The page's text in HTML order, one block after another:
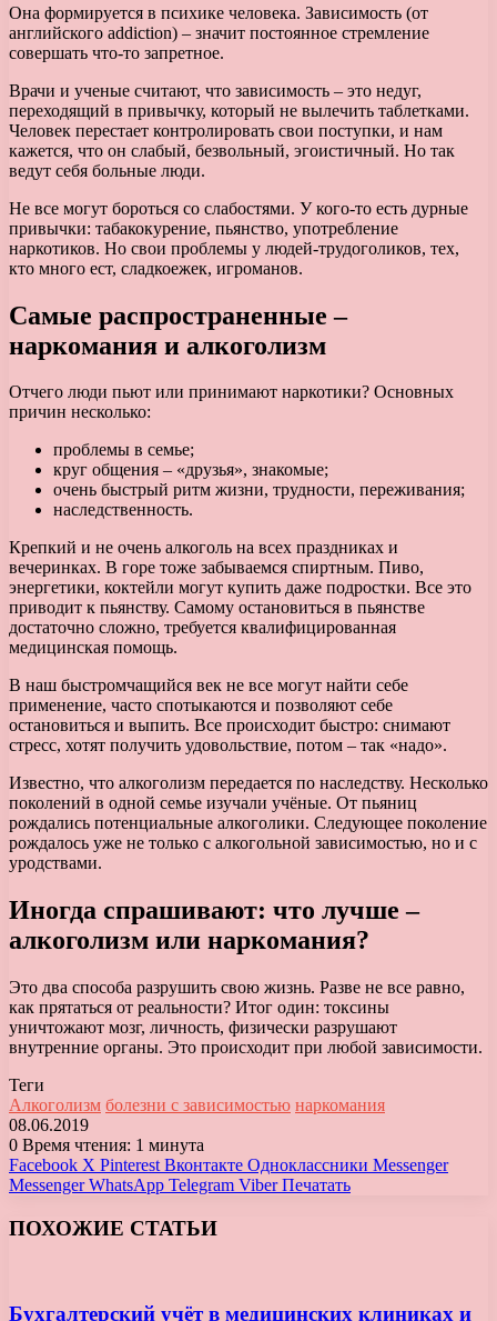
Она формируется в психике человека. Зависимость (от
английского addiction) – значит постоянное стремление
совершать что-то запретное.
Врачи и ученые считают, что зависимость – это недуг,
переходящий в привычку, который не вылечить таблетками.
Человек перестает контролировать свои поступки, и нам
кажется, что он слабый, безвольный, эгоистичный. Но так
ведут себя больные люди.
Не все могут бороться со слабостями. У кого-то есть дурные
привычки: табакокурение, пьянство, употребление
наркотиков. Но свои проблемы у людей-трудоголиков, тех,
кто много ест, сладкоежек, игроманов.
Самые распространенные –
наркомания и алкоголизм
Отчего люди пьют или принимают наркотики? Основных
причин несколько:
проблемы в семье;
круг общения – «друзья», знакомые;
очень быстрый ритм жизни, трудности, переживания;
наследственность.
Крепкий и не очень алкоголь на всех праздниках и
вечеринках. В горе тоже забываемся спиртным. Пиво,
энергетики, коктейли могут купить даже подростки. Все это
приводит к пьянству. Самому остановиться в пьянстве
достаточно сложно, требуется квалифицированная
медицинская помощь.
В наш быстромчащийся век не все могут найти себе
применение, часто спотыкаются и позволяют себе
остановиться и выпить. Все происходит быстро: снимают
стресс, хотят получить удовольствие, потом – так «надо».
Известно, что алкоголизм передается по наследству. Несколько
поколений в одной семье изучали учёные. От пьяниц
рождались потенциальные алкоголики. Следующее поколение
рождалось уже не только с алкогольной зависимостью, но и с
уродствами.
Иногда спрашивают: что лучше –
алкоголизм или наркомания?
Это два способа разрушить свою жизнь. Разве не все равно,
как прятаться от реальности? Итог один: токсины
уничтожают мозг, личность, физически разрушают
внутренние органы. Это происходит при любой зависимости.
Теги
Алкоголизм болезни с зависимостью наркомания
08.06.2019
0 Время чтения: 1 минута
Facebook X Pinterest Вконтакте Одноклассники Messenger
Messenger WhatsApp Telegram Viber Печатать
ПОХОЖИЕ СТАТЬИ
Бухгалтерский учёт в медицинских клиниках и